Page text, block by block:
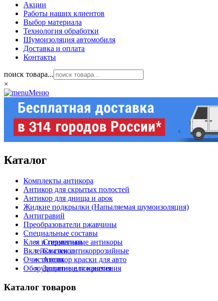
Акции
Работы наших клиентов
Выбор материала
Технология обработки
Шумоизоляция автомобиля
Доставка и оплата
Контакты
поиск товара...
×
Меню
Каталог
Комплекты антикора
Антикор для скрытых полостей
Антикор для днища и арок
Жидкие подкрылки (Напыляемая шумоизоляция)
Антигравий
Преобразователи ржавчины
Специальные составы
Специальные антикоры
Смазки антикоррозийные
Антикор краски для авто
Защитные покрытия
Клея и герметики
Вклейка стекол
Очистители
Оборудование для нанесения
Каталог товаров